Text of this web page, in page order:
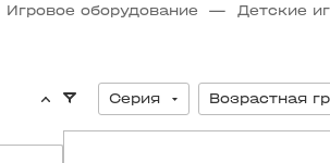
Игровое оборудование — Детские
Серия Возрастная